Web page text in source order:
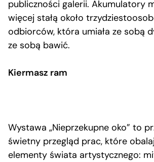
publiczności galerii. Akumulatory
więcej stałą około
odbiorców, która umiała ze sobą
ze sobą bawić.
Kiermasz ram
Wystawa „Nieprzekupne oko” to
świetny przegląd prac, które
elementy świata artystycznego: